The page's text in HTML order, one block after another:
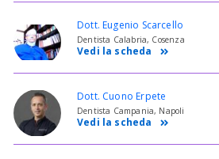
Dott. Eugenio Scarcello
Dentista Calabria, Cosenza
Vedi la scheda
Dott. Cuono Erpete
Dentista Campania, Napoli
Vedi la scheda